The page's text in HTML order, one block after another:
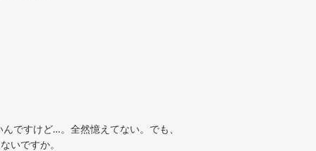
ですけど…。全然憶えてない。でも、
いですか。